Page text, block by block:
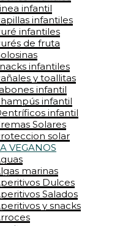
infantil
infantiles
infantiles
de fruta
infantiles
y toallitas
infantil
infantil
infantil
Solares
solar
VEGANOS
marinas
Dulces
Salados
y snacks